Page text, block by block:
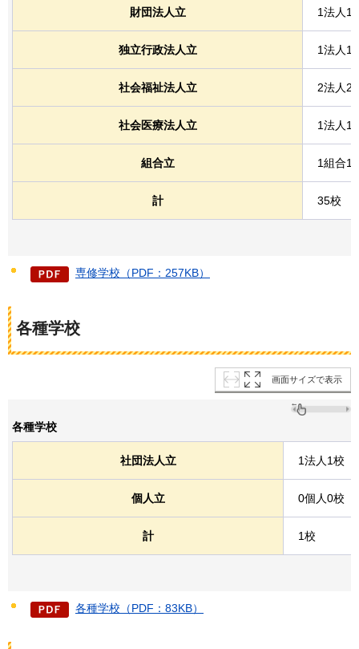
財団法人立 1法人1
独立行政法人立 1法人1
社会福祉法人立 2法人2
社会医療法人立 1法人1
組合立 1組合1
計 35校
専修学校（PDF：257KB）
各種学校
画面サイズで表示
各種学校
社団法人立 1法人1校
個人立 0個人0校
計 1校
各種学校（PDF：83KB）